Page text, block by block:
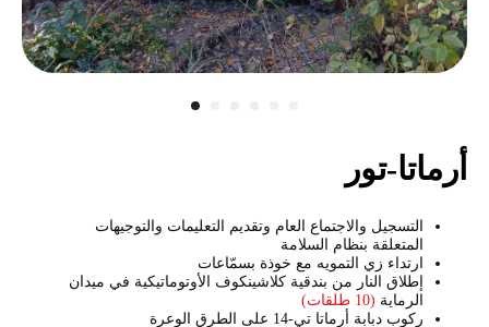
أرماتا-تور
التسجيل والاجتماع العام وتقديم التعليمات والتوجيهات
المتعلقة بنظام السلامة
ارتداء زي التمويه مع خوذة بسمّاعات
إطلاق النار من بندقية كلاشينكوف الأوتوماتيكية في ميدان
الرماية (10 طلقات)
ركوب دبابة أرماتا تي-14 على الطرق الوعرة